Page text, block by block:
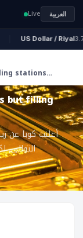
Live العربية
US Dollar / Riyal
stations
but filling